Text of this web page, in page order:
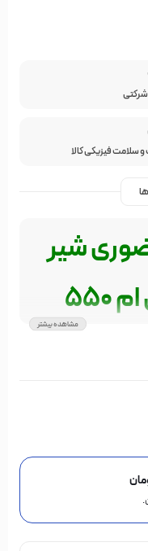
و سلامت فیزیکی کالا
شیر
مشاهده بیشتر